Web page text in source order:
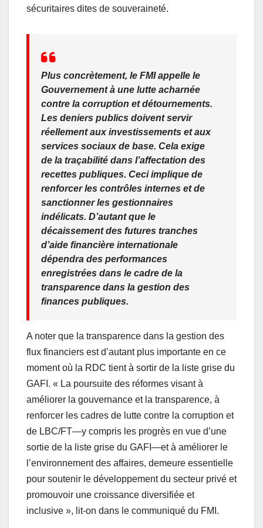
sécuritaires dites de souveraineté.
Plus concrètement, le FMI appelle le
Gouvernement à une lutte acharnée
contre la corruption et détournements.
Les deniers publics doivent servir
réellement aux investissements et aux
services sociaux de base. Cela exige
de la traçabilité dans l’affectation des
recettes publiques. Ceci implique de
renforcer les contrôles internes et de
sanctionner les gestionnaires
indélicats. D’autant que le
décaissement des futures tranches
d’aide financière internationale
dépendra des performances
enregistrées dans le cadre de la
transparence dans la gestion des
finances publiques.
A noter que la transparence dans la gestion des
flux financiers est d’autant plus importante en ce
moment où la RDC tient à sortir de la liste grise du
GAFI. « La poursuite des réformes visant à
améliorer la gouvernance et la transparence, à
renforcer les cadres de lutte contre la corruption et
de LBC/FT—y compris les progrès en vue d’une
sortie de la liste grise du GAFI—et à améliorer le
l’environnement des affaires, demeure essentielle
pour soutenir le développement du secteur privé et
promouvoir une croissance diversifiée et
inclusive », lit-on dans le communiqué du FMI.